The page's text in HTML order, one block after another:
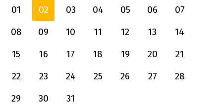
01
02 03 04 05 06
07
08
09 10 11 12 13
14
15
16 17 18 19 20
21
22
23 24 25 26 27
28
29
30 31